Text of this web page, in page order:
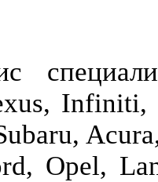
Opel,